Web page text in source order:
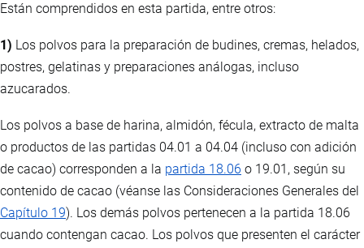
Están comprendidos en esta partida, entre otros:
1) Los polvos para la preparación de budines, cremas, helados,
postres, gelatinas y preparaciones análogas, incluso
azucarados.
Los polvos a base de harina, almidón, fécula, extracto de malta
o productos de las partidas 04.01 a 04.04 (incluso con adición
de cacao) corresponden a la partida 18.06 o 19.01, según su
contenido de cacao (véanse las Consideraciones Generales del
Capítulo 19). Los demás polvos pertenecen a la partida 18.06
cuando contengan cacao. Los polvos que presenten el carácter